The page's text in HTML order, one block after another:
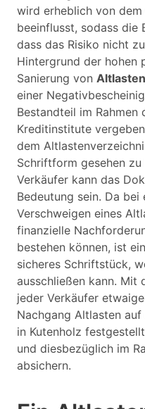
wird erheblich von
beeinflusst, sodass die
dass das Risiko nicht
Hintergrund der hohen
Sanierung von Altlasten
einer
Bestandteil im Rahmen
Kreditinstitute
dem
Schriftform gesehen
Verkäufer kann das
Bedeutung sein. Da bei
Verschweigen eines
finanzielle
bestehen können, ist
sicheres Schriftstück,
ausschließen kann. Mit
jeder Verkäufer
Nachgang Altlasten
in Kutenholz
und diesbezüglich im
absichern.